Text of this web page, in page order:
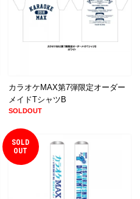
カラオケMAX第7弾限定オーダー
メイドTシャツB
SOLDOUT
SOLD
OUT